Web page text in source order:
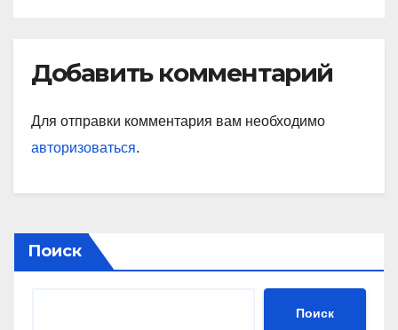
Добавить комментарий
Для отправки комментария вам необходимо
авторизоваться.
Поиск
Поиск